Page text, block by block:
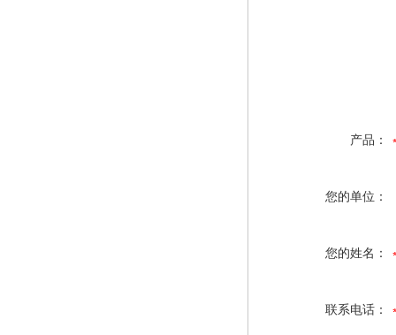
产品：
您的单位：
您的姓名：
联系电话：